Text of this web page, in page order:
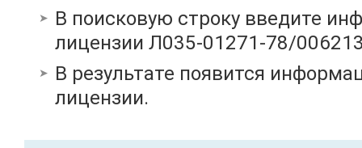
В поисковую строку введите
лицензии Л035-01271-78/
В результате появится
лицензии.